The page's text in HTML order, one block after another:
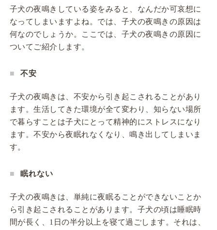
子犬の夜鳴きしている姿をみると、なんだか可哀想に
なってしまいますよね。では、子犬の夜鳴きの原因は
何なのでしょうか。ここでは、子犬の夜鳴きの原因に
ついてご紹介します。
不安
子犬の夜鳴きは、不安から引き起こされることがあり
ます。生活してきた環境が全て変わり、知らない場所
で暮らすことは子犬にとって精神的にストレスになり
ます。不安から夜眠れなくなり、鳴き出してしまいま
す。
眠れない
子犬の夜鳴きは、単純に夜眠ることができないことか
ら引き起こされることがあります。子犬の頃は睡眠時
間が長く、1日の半分以上を寝て過ごします。それは、